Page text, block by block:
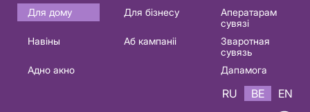
Основная
навигация
Для дому Для бізнесу
Аператарам
сувязі
Навіны
Аб кампаніі
Зваротная
сувязь
Адно акно
Дапамога
RU BE EN